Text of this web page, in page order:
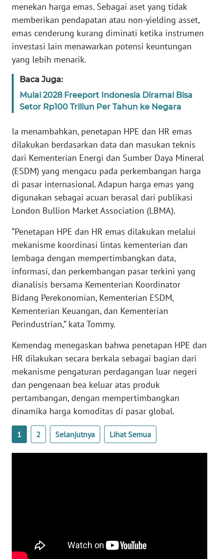
menekan harga emas. Sebagai aset yang tidak
memberikan pendapatan atau non-yielding asset,
emas cenderung kurang diminati ketika instrumen
investasi lain menawarkan potensi keuntungan
yang lebih menarik.
Baca Juga:
Mulai 2028 Freeport Indonesia Diramal Bisa
Setor Rp100 Triliun Per Tahun ke Negara
Ia menambahkan, penetapan HPE dan HR emas
dilakukan berdasarkan data dan masukan teknis
dari Kementerian Energi dan Sumber Daya Mineral
(ESDM) yang mengacu pada perkembangan harga
di pasar internasional. Adapun harga emas yang
digunakan sebagai acuan berasal dari publikasi
London Bullion Market Association (LBMA).
“Penetapan HPE dan HR emas dilakukan melalui
mekanisme koordinasi lintas kementerian dan
lembaga dengan mempertimbangkan data,
informasi, dan perkembangan pasar terkini yang
dianalisis bersama Kementerian Koordinator
Bidang Perekonomian, Kementerian ESDM,
Kementerian Keuangan, dan Kementerian
Perindustrian,” kata Tommy.
Kemendag menegaskan bahwa penetapan HPE dan
HR dilakukan secara berkala sebagai bagian dari
mekanisme pengaturan perdagangan luar negeri
dan pengenaan bea keluar atas produk
pertambangan, dengan mempertimbangkan
dinamika harga komoditas di pasar global.
1 2 Selanjutnya Lihat Semua
WN
WN
PAPUA
BARAT
WN
RIAU
WN
SERAMBI
WN
JAMBI
WN
WN
NTB
WN
SULBAR
WN
BABEL
WN
SUMBAR
WN
SUMSEL
JATENG